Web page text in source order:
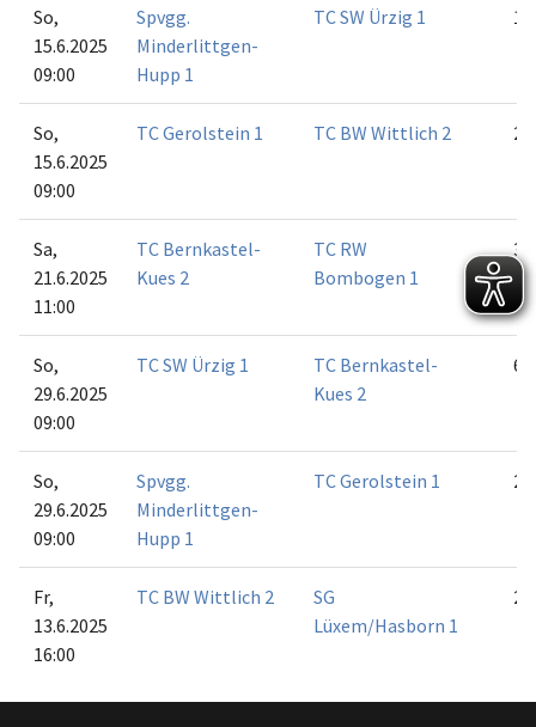
So,
15.6.2025
09:00
Spvgg.
Minderlittgen-
Hupp 1
TC SW Ürzig 1 1:5
So,
15.6.2025
09:00
TC Gerolstein 1 TC BW Wittlich 2 2:4
Sa,
21.6.2025
11:00
TC Bernkastel-
Kues 2
TC RW
Bombogen 1
3:3
So,
29.6.2025
09:00
TC SW Ürzig 1
TC Bernkastel-
Kues 2
6:0
So,
29.6.2025
09:00
Spvgg.
Minderlittgen-
Hupp 1
TC Gerolstein 1 2:4
Fr,
13.6.2025
16:00
TC BW Wittlich 2
SG
Lüxem/Hasborn 1
2:4